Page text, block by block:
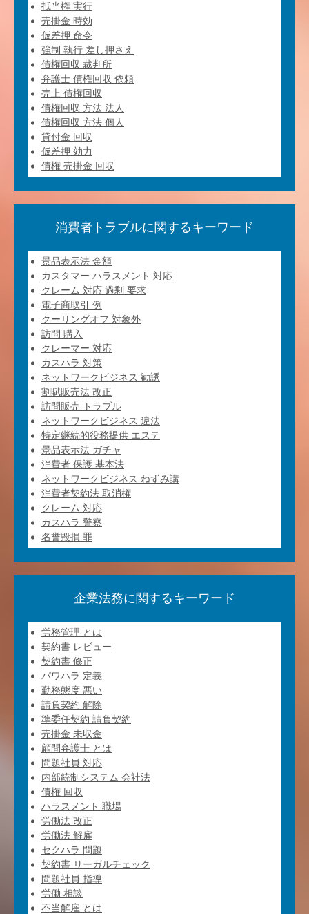
抵当権 実行
売掛金 時効
仮差押 命令
強制 執行 差し押さえ
債権回収 裁判所
弁護士 債権回収 依頼
売上 債権回収
債権回収 方法 法人
債権回収 方法 個人
貸付金 回収
仮差押 効力
債権 売掛金 回収
消費者トラブルに関するキーワード
景品表示法 金額
カスタマー ハラスメント 対応
クレーム 対応 過剰 要求
電子商取引 例
クーリングオフ 対象外
訪問 購入
クレーマー 対応
カスハラ 対策
ネットワークビジネス 勧誘
割賦販売法 改正
訪問販売 トラブル
ネットワークビジネス 違法
特定継続的役務提供 エステ
景品表示法 ガチャ
消費者 保護 基本法
ネットワークビジネス ねずみ講
消費者契約法 取消権
クレーム 対応
カスハラ 警察
名誉毀損 罪
企業法務に関するキーワード
労務管理 とは
契約書 レビュー
契約書 修正
パワハラ 定義
勤務態度 悪い
請負契約 解除
準委任契約 請負契約
売掛金 未収金
顧問弁護士 とは
問題社員 対応
内部統制システム 会社法
債権 回収
ハラスメント 職場
労働法 改正
労働法 解雇
セクハラ 問題
契約書 リーガルチェック
問題社員 指導
労働 相談
不当解雇 とは